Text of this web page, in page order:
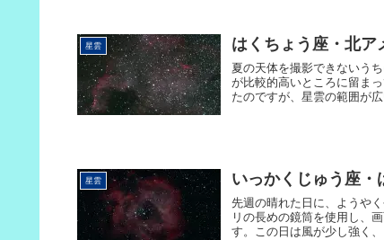
星雲 はくちょう座・北ア
夏の天体を撮影できないう
が比較的高いところに留ま
たのですが、星雲の範囲が
星雲 いっかくじゅう座・
先週の晴れた日に、ようや
リの長めの鏡筒を使用し、
す。この日は風が少し強く